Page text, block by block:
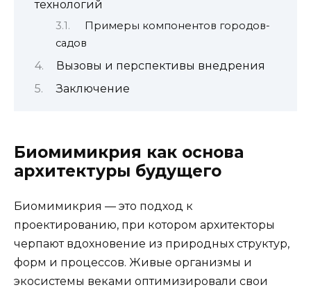
технологий
Примеры компонентов городов-
садов
Вызовы и перспективы внедрения
Заключение
Биомимикрия как основа
архитектуры будущего
Биомимикрия — это подход к
проектированию, при котором архитекторы
черпают вдохновение из природных структур,
форм и процессов. Живые организмы и
экосистемы веками оптимизировали свои